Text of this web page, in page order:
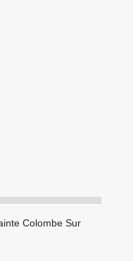
Colombe Sur